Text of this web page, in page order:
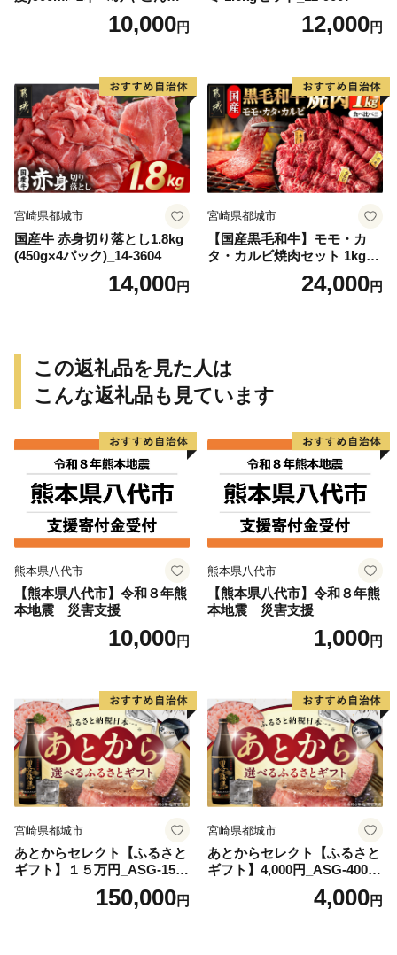
ょ特急便≫_AA-075210,000円 12,000円
宮崎県都城市
国産牛 赤身切り落とし1.8kg
(450g×4パック)_14-3604
14,000円
宮崎県都城市
【国産黒毛和牛】モモ・カ
タ・カルビ焼肉セット 1kg_2
24,000円
この返礼品を見た人は
こんな返礼品も見ています
熊本県八代市
【熊本県八代市】令和８年熊
本地震 災害支援
10,000円
熊本県八代市
【熊本県八代市】令和８年熊
本地震 災害支援
1,000円
宮崎県都城市
あとからセレクト【ふるさと
ギフト】１５万円_ASG-1500
150,000円
宮崎県都城市
あとからセレクト【ふるさと
ギフト】4,000円_ASG-4000_
(都城市) 後から選べる返礼品
ギフト ギフトポイント 品数2
4,000円